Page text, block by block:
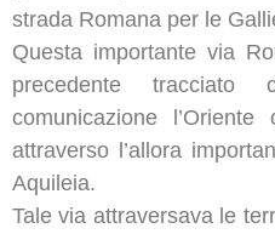
strada Romana per le
Questa importante via
precedente
comunicazione
attraverso l’allora
Aquileia.
Tale via attraversava le